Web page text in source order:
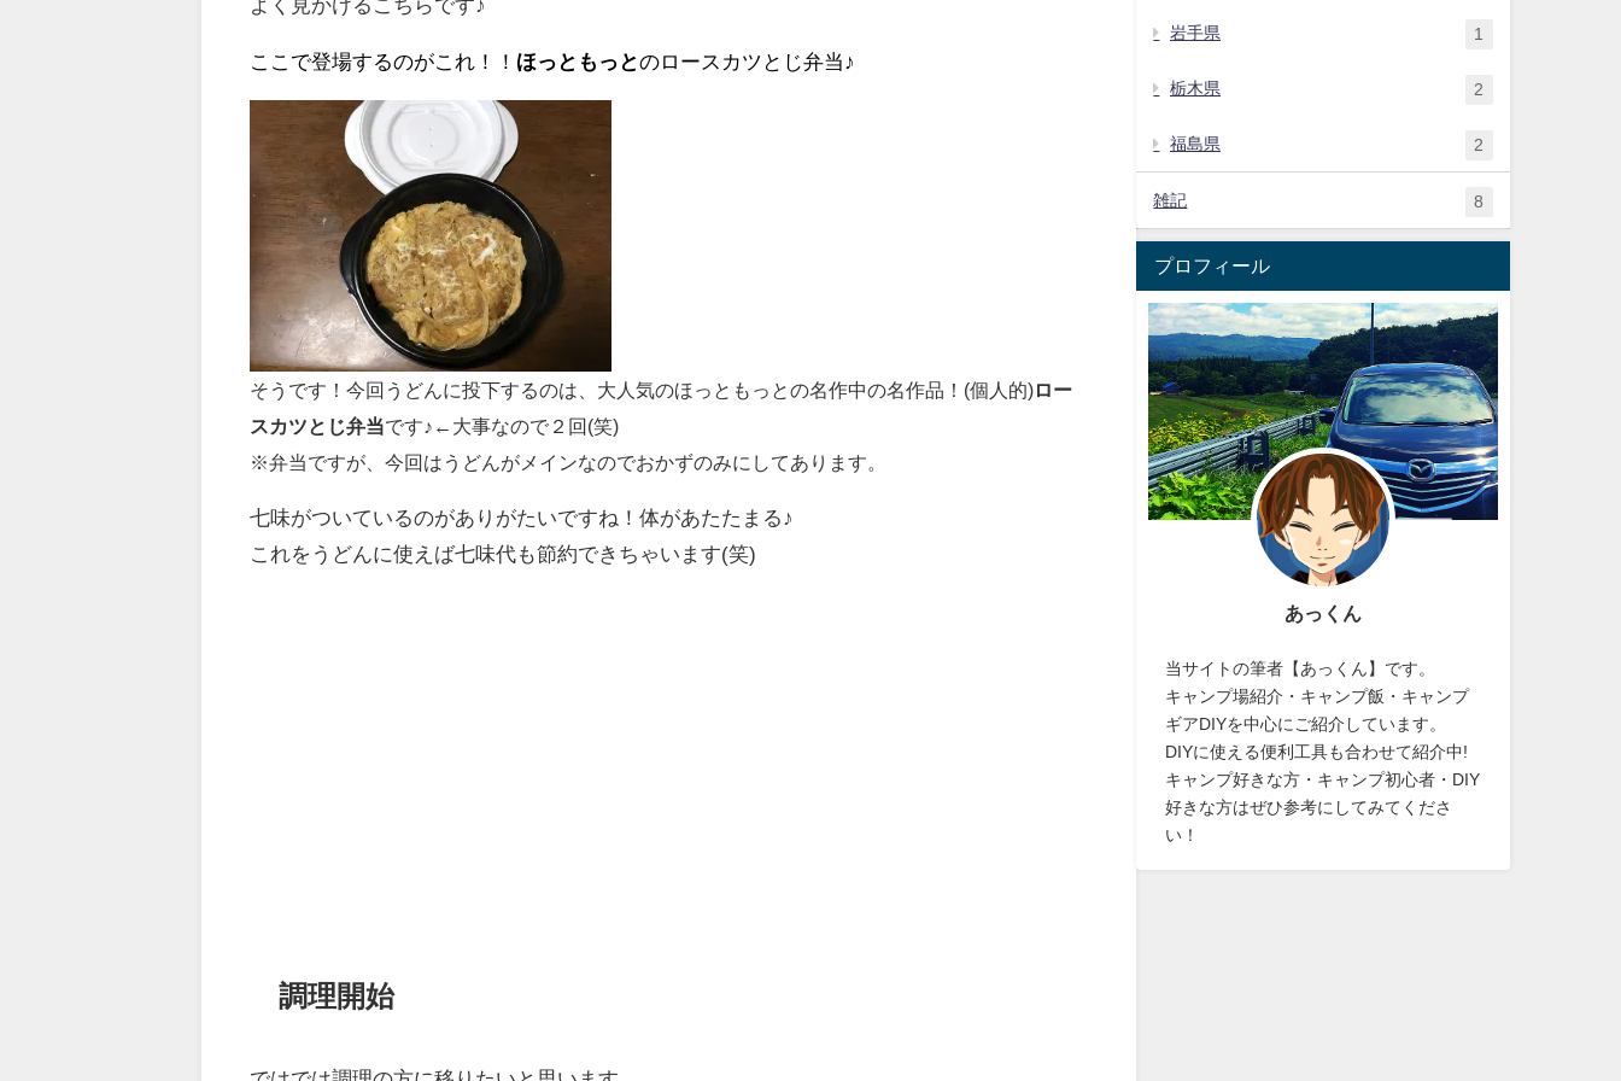
ここで登場するのがこれ！！ ほっともっとのロースカツとじ弁当♪
そうです！今回うどんに投下するのは、大人気のほっともっとの名作中の名作品！(個人的)ロー
スカツとじ弁当です♪←大事なので２回(笑)
※弁当ですが、今回はうどんがメインなのでおかずのみにしてあります。
七味がついているのがありがたいですね！体があたたまる♪
これをうどんに使えば七味代も節約できちゃいます(笑)
調理開始
岩手県 1
栃木県 2
福島県 2
雑記 8
プロフィール
あっくん
当サイトの筆者【あっくん】です。
キャンプ場紹介・キャンプ飯・キャンプ
ギアDIYを中心にご紹介しています。
DIYに使える便利工具も合わせて紹介中!
キャンプ好きな方・キャンプ初心者・DIY
好きな方はぜひ参考にしてみてくださ
い！